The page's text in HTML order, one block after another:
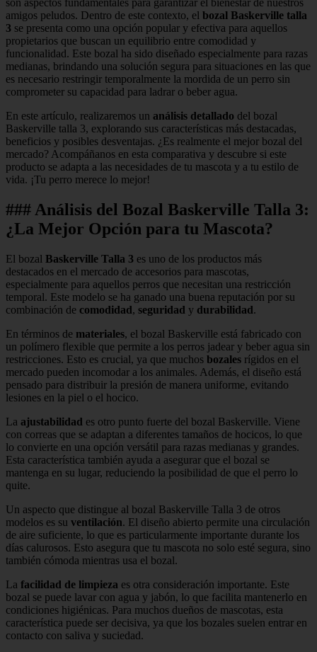
amigos peludos. Dentro de este contexto, el bozal Baskerville talla
3 se presenta como una opción popular y efectiva para aquellos
propietarios que buscan un equilibrio entre comodidad y
funcionalidad. Este bozal ha sido diseñado especialmente para razas
medianas, brindando una solución segura para situaciones en las que
es necesario restringir temporalmente la mordida de un perro sin
comprometer su capacidad para ladrar o beber agua.
En este artículo, realizaremos un análisis detallado del bozal
Baskerville talla 3, explorando sus características más destacadas,
beneficios y posibles desventajas. ¿Es realmente el mejor bozal del
mercado? Acompáñanos en esta comparativa y descubre si este
producto se adapta a las necesidades de tu mascota y a tu estilo de
vida. ¡Tu perro merece lo mejor!
### Análisis del Bozal Baskerville Talla 3:
¿La Mejor Opción para tu Mascota?
El bozal Baskerville Talla 3 es uno de los productos más
destacados en el mercado de accesorios para mascotas,
especialmente para aquellos perros que necesitan una restricción
temporal. Este modelo se ha ganado una buena reputación por su
combinación de comodidad, seguridad y durabilidad.
En términos de materiales, el bozal Baskerville está fabricado con
un polímero flexible que permite a los perros jadear y beber agua sin
restricciones. Esto es crucial, ya que muchos bozales rígidos en el
mercado pueden incomodar a los animales. Además, el diseño está
pensado para distribuir la presión de manera uniforme, evitando
lesiones en la piel o el hocico.
La ajustabilidad es otro punto fuerte del bozal Baskerville. Viene
con correas que se adaptan a diferentes tamaños de hocicos, lo que
lo convierte en una opción versátil para razas medianas y grandes.
Esta característica también ayuda a asegurar que el bozal se
mantenga en su lugar, reduciendo la posibilidad de que el perro lo
quite.
Un aspecto que distingue al bozal Baskerville Talla 3 de otros
modelos es su ventilación. El diseño abierto permite una circulación
de aire suficiente, lo que es particularmente importante durante los
días calurosos. Esto asegura que tu mascota no solo esté segura, sino
también cómoda mientras usa el bozal.
La facilidad de limpieza es otra consideración importante. Este
bozal se puede lavar con agua y jabón, lo que facilita mantenerlo en
condiciones higiénicas. Para muchos dueños de mascotas, esta
característica puede ser decisiva, ya que los bozales suelen entrar en
contacto con saliva y suciedad.